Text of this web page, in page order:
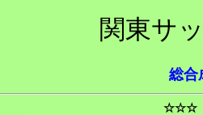
関東サ
総合
☆☆☆